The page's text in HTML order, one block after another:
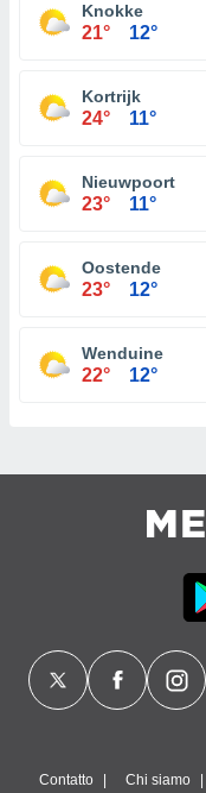
Knokke
21° 12°
Kortrijk
24° 11°
Nieuwpoort
23° 11°
Oostende
23° 12°
Wenduine
22° 12°
Contatto Chi siamo